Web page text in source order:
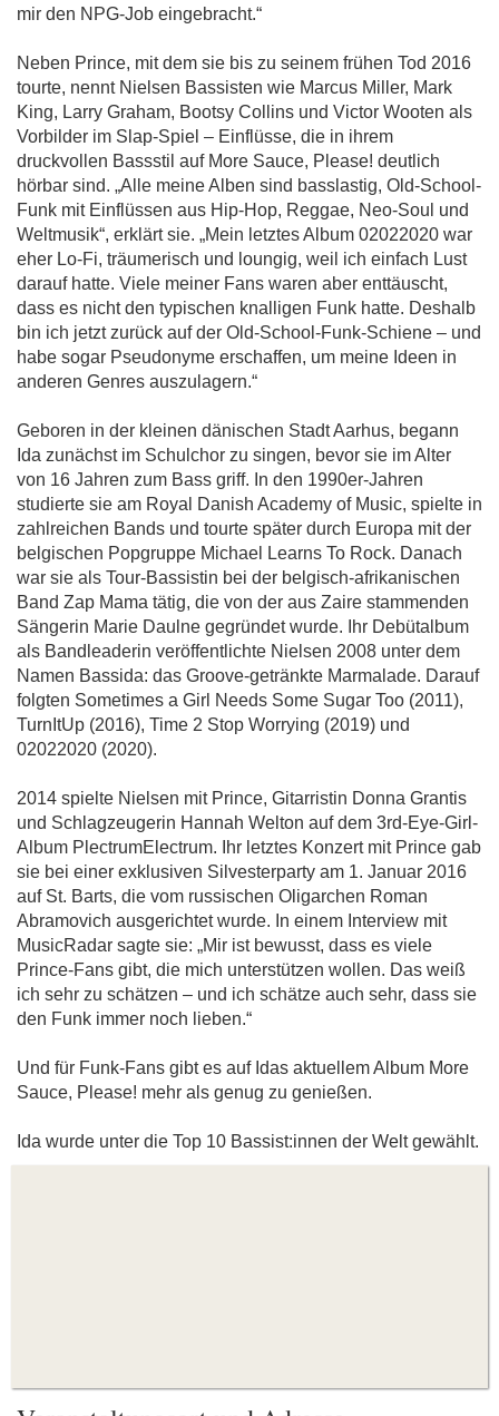
mir den NPG-Job eingebracht.“
Neben Prince, mit dem sie bis zu seinem frühen Tod 2016
tourte, nennt Nielsen Bassisten wie Marcus Miller, Mark
King, Larry Graham, Bootsy Collins und Victor Wooten als
Vorbilder im Slap-Spiel – Einflüsse, die in ihrem
druckvollen Bassstil auf More Sauce, Please! deutlich
hörbar sind. „Alle meine Alben sind basslastig, Old-School-
Funk mit Einflüssen aus Hip-Hop, Reggae, Neo-Soul und
Weltmusik“, erklärt sie. „Mein letztes Album 02022020 war
eher Lo-Fi, träumerisch und loungig, weil ich einfach Lust
darauf hatte. Viele meiner Fans waren aber enttäuscht,
dass es nicht den typischen knalligen Funk hatte. Deshalb
bin ich jetzt zurück auf der Old-School-Funk-Schiene – und
habe sogar Pseudonyme erschaffen, um meine Ideen in
anderen Genres auszulagern.“
Geboren in der kleinen dänischen Stadt Aarhus, begann
Ida zunächst im Schulchor zu singen, bevor sie im Alter
von 16 Jahren zum Bass griff. In den 1990er-Jahren
studierte sie am Royal Danish Academy of Music, spielte in
zahlreichen Bands und tourte später durch Europa mit der
belgischen Popgruppe Michael Learns To Rock. Danach
war sie als Tour-Bassistin bei der belgisch-afrikanischen
Band Zap Mama tätig, die von der aus Zaire stammenden
Sängerin Marie Daulne gegründet wurde. Ihr Debütalbum
als Bandleaderin veröffentlichte Nielsen 2008 unter dem
Namen Bassida: das Groove-getränkte Marmalade. Darauf
folgten Sometimes a Girl Needs Some Sugar Too (2011),
TurnItUp (2016), Time 2 Stop Worrying (2019) und
02022020 (2020).
2014 spielte Nielsen mit Prince, Gitarristin Donna Grantis
und Schlagzeugerin Hannah Welton auf dem 3rd-Eye-Girl-
Album PlectrumElectrum. Ihr letztes Konzert mit Prince gab
sie bei einer exklusiven Silvesterparty am 1. Januar 2016
auf St. Barts, die vom russischen Oligarchen Roman
Abramovich ausgerichtet wurde. In einem Interview mit
MusicRadar sagte sie: „Mir ist bewusst, dass es viele
Prince-Fans gibt, die mich unterstützen wollen. Das weiß
ich sehr zu schätzen – und ich schätze auch sehr, dass sie
den Funk immer noch lieben.“
Und für Funk-Fans gibt es auf Idas aktuellem Album More
Sauce, Please! mehr als genug zu genießen.
Ida wurde unter die Top 10 Bassist:innen der Welt gewählt.